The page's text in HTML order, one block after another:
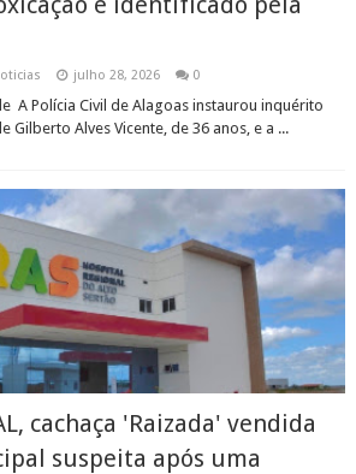
julho 28, 2026 0
A Polícia Civil de Alagoas instaurou inquérito
Gilberto Alves Vicente, de 36 anos, e a ...
cachaça 'Raizada' vendida
suspeita após uma